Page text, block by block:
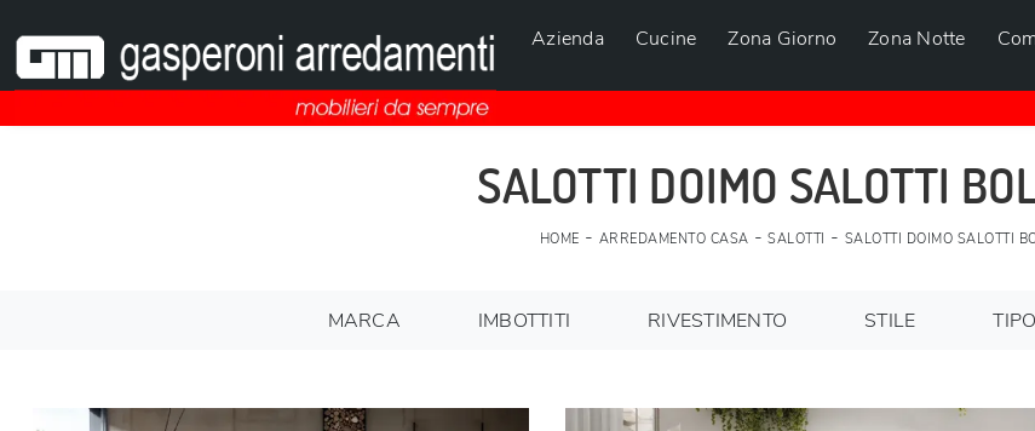
Azienda Cucine Zona Giorno Zona Notte
SALOTTI DOIMO SALOTTI
HOME - ARREDAMENTO CASA -SALOTTI - SALOTTI DOIMO SALOTTI
MARCA IMBOTTITI RIVESTIMENTO STILE